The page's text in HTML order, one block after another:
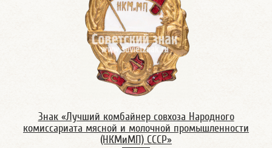
Знак «Лучший комбайнер совхоза Народного
комиссариата мясной и молочной промышленности
(НКМиМП) СССР»